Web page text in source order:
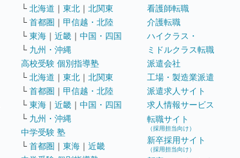
└ 北海道 ｜ 東北 ｜ 北関東
└ 首都圏 ｜ 甲信越・北陸
└ 東海 ｜ 近畿 ｜ 中国・四国
└ 九州・沖縄
高校受験 個別指導塾
└ 北海道 ｜ 東北 ｜ 北関東
└ 首都圏 ｜ 甲信越・北陸
└ 東海 ｜ 近畿 ｜ 中国・四国
└ 九州・沖縄
中学受験 塾
└ 首都圏 ｜ 東海 ｜ 近畿
看護師転職
介護転職
ハイクラス・
ミドルクラス転職
派遣会社
工場・製造業派遣
派遣求人サイト
求人情報サービス
転職サイト
（採用担当向け）
新卒採用サイト
（採用担当向け）